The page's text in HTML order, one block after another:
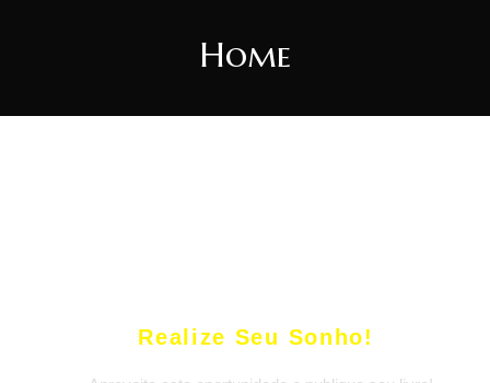
Home
Realize Seu Sonho!